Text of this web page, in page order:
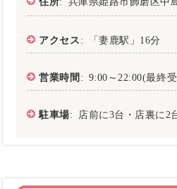
アクセス : 「妻鹿駅」16分
営業時間 : 9:00～22:00(最終
駐車場: 店前に3台・店裏に2